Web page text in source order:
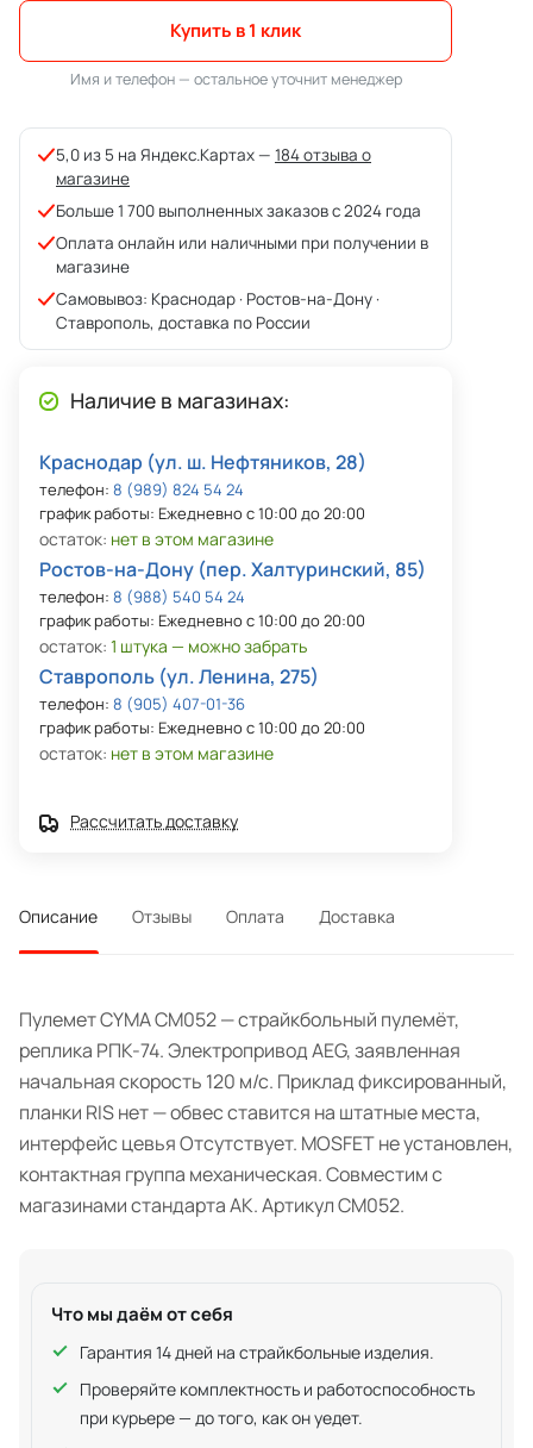
Купить в 1 клик
Имя и телефон — остальное уточнит менеджер
5,0 из 5 на Яндекс.Картах — 184 отзыва о
магазине
Больше 1 700 выполненных заказов с 2024 года
Оплата онлайн или наличными при получении в
магазине
Самовывоз: Краснодар · Ростов-на-Дону ·
Ставрополь, доставка по России
Наличие в магазинах:
Краснодар (ул. ш. Нефтяников, 28)
телефон: 8 (989) 824 54 24
график работы: Ежедневно с 10:00 до 20:00
остаток: нет в этом магазине
Ростов-на-Дону (пер. Халтуринский, 85)
телефон: 8 (988) 540 54 24
график работы: Ежедневно с 10:00 до 20:00
остаток: 1 штука — можно забрать
Ставрополь (ул. Ленина, 275)
телефон: 8 (905) 407-01-36
график работы: Ежедневно с 10:00 до 20:00
остаток: нет в этом магазине
Рассчитать доставку
Описание Отзывы Оплата Доставка
Пулемет CYMA CM052 — страйкбольный пулемёт,
реплика РПК-74. Электропривод AEG, заявленная
начальная скорость 120 м/с. Приклад фиксированный,
планки RIS нет — обвес ставится на штатные места,
интерфейс цевья Отсутствует. MOSFET не установлен,
контактная группа механическая. Совместим с
магазинами стандарта АК. Артикул CM052.
Что мы даём от себя
Гарантия 14 дней на страйкбольные изделия.
Проверяйте комплектность и работоспособность
при курьере — до того, как он уедет.